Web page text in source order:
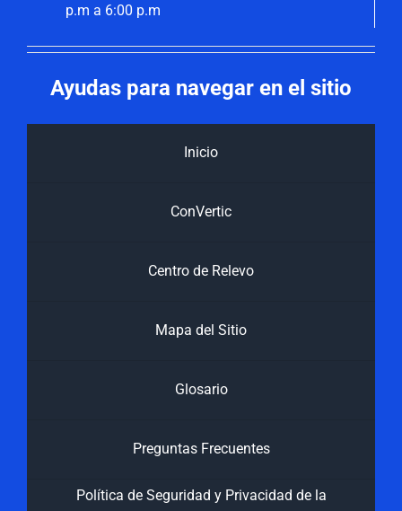
p.m a 6:00 p.m
Ayudas para navegar en el sitio
Inicio
ConVertic
Centro de Relevo
Mapa del Sitio
Glosario
Preguntas Frecuentes
Política de Seguridad y Privacidad de la